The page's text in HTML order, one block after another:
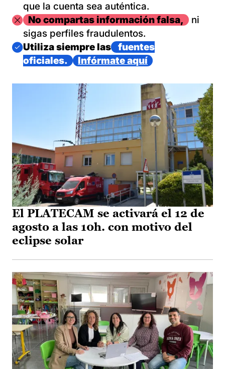
que la cuenta sea auténtica.
ImagenNo compartas información falsa,
ni
sigas perfiles fraudulentos.
Imagen
Utiliza siempre las
fuentes
oficiales.
Infórmate aquí
El PLATECAM se activará el 12 de
agosto a las 10h. con motivo del
eclipse solar